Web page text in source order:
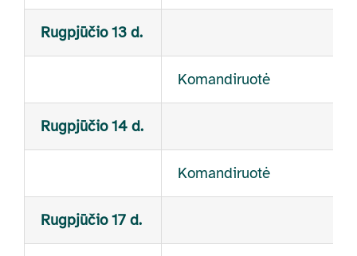
Rugpjūčio 13 d.
Komandiruotė
Rugpjūčio 14 d.
Komandiruotė
Rugpjūčio 17 d.